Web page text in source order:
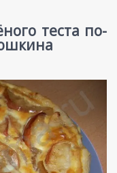
теста по-